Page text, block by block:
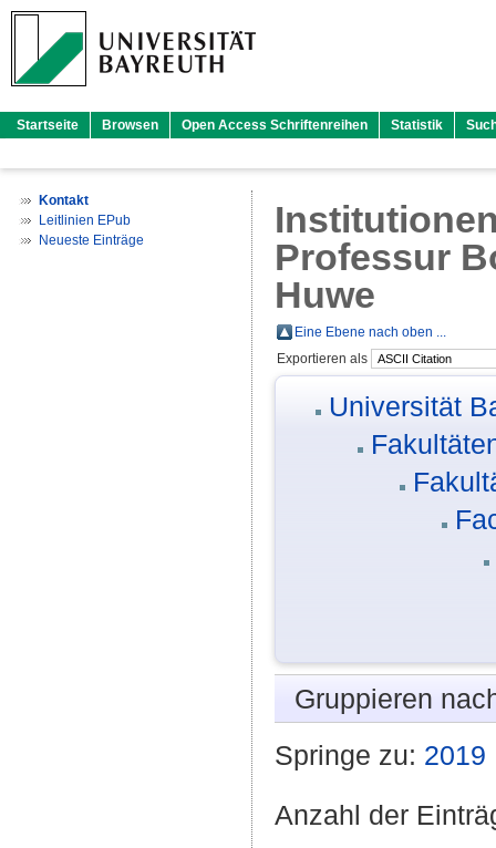
Startseite Browsen Open Access Schriftenreihen Statistik
Kontakt
Leitlinien EPub
Neueste Einträge
Professur
Huwe
Eine Ebene nach oben ...
Exportieren als
Universität
Gruppieren
Springe zu: 2019
Anzahl der